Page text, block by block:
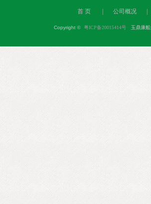
首 页 公司概况
Copyright©粤ICP备20015414号 玉鼎康